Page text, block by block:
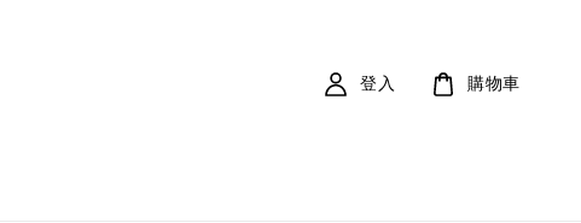
登入 購物車